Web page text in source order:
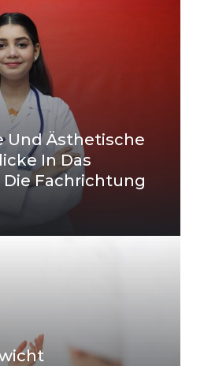
Und Ästhetische
In Das
Fachrichtung